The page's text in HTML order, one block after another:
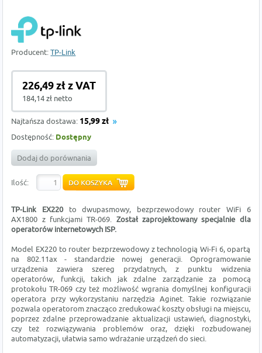
Producent:TP-Link
226,49 zł z VAT
184,14 zł netto
Najtańsza dostawa: 15,99 zł
Dostępność: Dostępny
Dodaj do porównania
Ilość:
TP-Link EX220to dwupasmowy, bezprzewodowy router WiFi 6
AX1800 z funkcjami TR-069. Został zaprojektowany specjalnie dla
operatorów internetowych ISP.
Model EX220 to router bezprzewodowy z technologią Wi-Fi 6, opartą
na 802.11ax - standardzie nowej generacji. Oprogramowanie
urządzenia zawiera szereg przydatnych, z punktu widzenia
operatorów, funkcji, takich jak zdalne zarządzanie za pomocą
protokołu TR-069 czy też możliwość wgrania domyślnej konfiguracji
operatora przy wykorzystaniu narzędzia Aginet. Takie rozwiązanie
pozwala operatorom znacząco zredukować koszty obsługi na miejscu,
poprzez zdalne przeprowadzanie aktualizacji ustawień, diagnostyki,
czy też rozwiązywania problemów oraz, dzięki rozbudowanej
automatyzacji, ułatwia samo wdrażanie urządzeń do sieci.